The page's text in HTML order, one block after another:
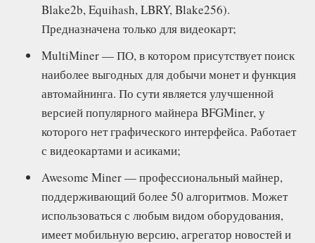
Blake2b, Equihash, LBRY, Blake256).
Предназначена только для видеокарт;
MultiMiner — ПО, в котором присутствует поиск
наиболее выгодных для добычи монет и функция
автомайнинга. По сути является улучшенной
версией популярного майнера BFGMiner, у
которого нет графического интерфейса. Работает
с видеокартами и асиками;
Awesome Miner — профессиональный майнер,
поддерживающий более 50 алгоритмов. Может
использоваться с любым видом оборудования,
имеет мобильную версию, агрегатор новостей и